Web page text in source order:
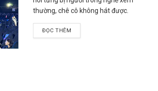
thường, chê cô không hát được.
ĐỌC THÊM